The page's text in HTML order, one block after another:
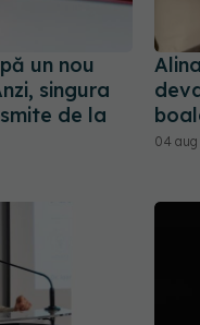
un nou
singura
de la
04 aug